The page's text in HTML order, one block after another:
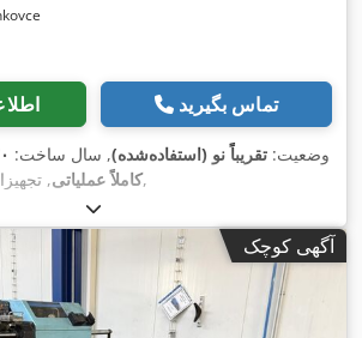
تماس بگیرید
وضعیت: تقریباً نو (استفاده‌شده), سال ساخت:
کاملاً عملیاتی, ,
آگهی کوچک